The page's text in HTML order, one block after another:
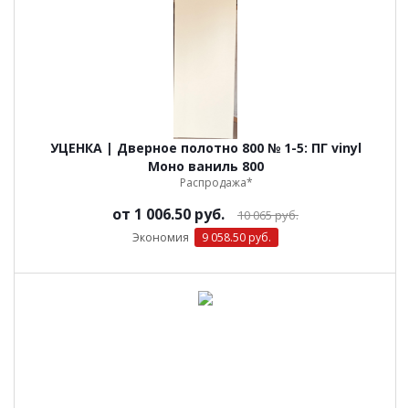
УЦЕНКА | Дверное полотно 800 № 1-5: ПГ vinyl
Моно ваниль 800
Распродажа*
от 1 006.50 руб. 10 065 руб.
Экономия 9 058.50 руб.